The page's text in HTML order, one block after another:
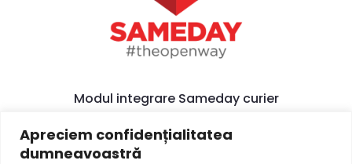
Apreciem confidențialitatea
dumneavoastră
Modul integrare Sameday curier